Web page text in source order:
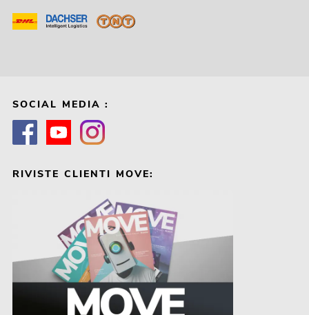
SOCIAL MEDIA :
RIVISTE CLIENTI MOVE: